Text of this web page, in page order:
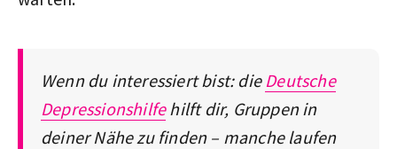
Wenn du interessiert bist: die Deutsche
Depressionshilfehilft dir, Gruppen in
deiner Nähe zu finden – manche laufen